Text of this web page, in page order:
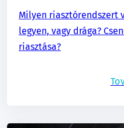
Milyen riasztórendszert
legyen, vagy drága?
riasztása?